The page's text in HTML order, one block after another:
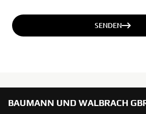
SENDEN
BAUMANN UND WALBRACH